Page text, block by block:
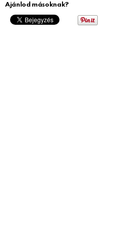
Ajánlod másoknak?